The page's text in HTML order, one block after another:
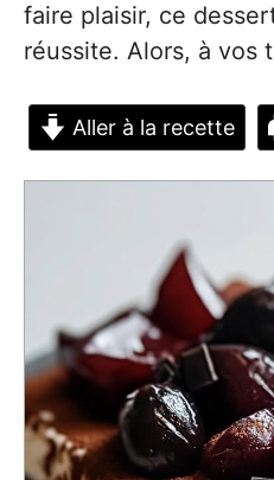
faire plaisir, ce
réussite. Alors, à vos
Aller à la recette